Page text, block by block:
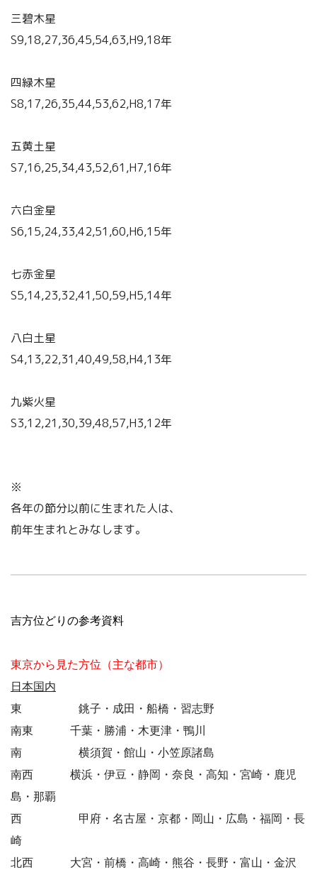
三碧木星
S9,18,27,36,45,54,63,H9,18年
四緑木星
S8,17,26,35,44,53,62,H8,17年
五黄土星
S7,16,25,34,43,52,61,H7,16年
六白金星
S6,15,24,33,42,51,60,H6,15年
七赤金星
S5,14,23,32,41,50,59,H5,14年
八白土星
S4,13,22,31,40,49,58,H4,13年
九紫火星
S3,12,21,30,39,48,57,H3,12年
※
各年の節分以前に生まれた人は、
前年生まれとみなします。
吉方位どりの参考資料
東京から見た方位（主な都市）
日本国内
東 銚子・成田・船橋・習志野
南東 千葉・勝浦・木更津・鴨川
南 横須賀・館山・小笠原諸島
南西 横浜・伊豆・静岡・奈良・高知・宮崎・鹿児
島・那覇
西 甲府・名古屋・京都・岡山・広島・福岡・長
崎
北西 大宮・前橋・高崎・熊谷・長野・富山・金沢